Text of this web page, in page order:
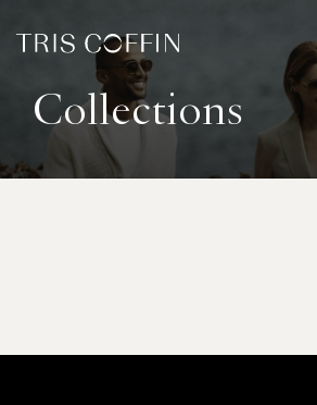
Collections